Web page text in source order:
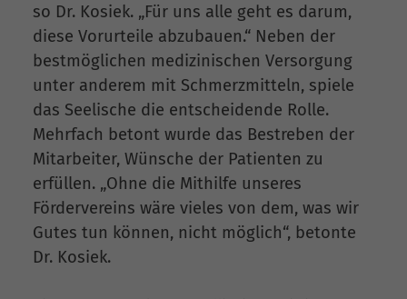
so Dr. Kosiek. „Für uns alle geht es darum,
diese Vorurteile abzubauen.“ Neben der
bestmöglichen medizinischen Versorgung
unter anderem mit Schmerzmitteln, spiele
das Seelische die entscheidende Rolle.
Mehrfach betont wurde das Bestreben der
Mitarbeiter, Wünsche der Patienten zu
erfüllen. „Ohne die Mithilfe unseres
Fördervereins wäre vieles von dem, was wir
Gutes tun können, nicht möglich“, betonte
Dr. Kosiek.